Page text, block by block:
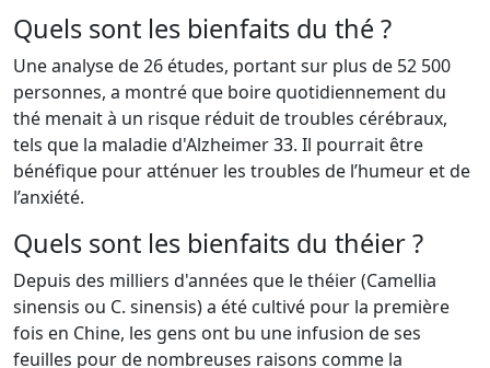
Quels sont les bienfaits du thé ?
Une analyse de 26 études, portant sur plus de 52 500
personnes, a montré que boire quotidiennement du
thé menait à un risque réduit de troubles cérébraux,
tels que la maladie d'Alzheimer 33. Il pourrait être
bénéfique pour atténuer les troubles de l’humeur et de
l’anxiété.
Quels sont les bienfaits du théier ?
Depuis des milliers d'années que le théier (Camellia
sinensis ou C. sinensis) a été cultivé pour la première
fois en Chine, les gens ont bu une infusion de ses
feuilles pour de nombreuses raisons comme la